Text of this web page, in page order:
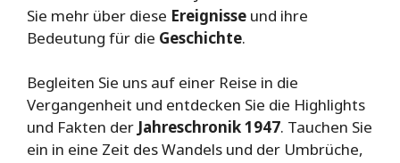
Sie mehr über diese Ereignisse und ihre
Bedeutung für die Geschichte.
Begleiten Sie uns auf einer Reise in die
Vergangenheit und entdecken Sie die Highlights
und Fakten der Jahreschronik 1947. Tauchen Sie
ein in eine Zeit des Wandels und der Umbrüche,